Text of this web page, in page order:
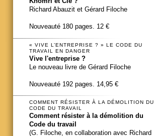
Richard Abauzit et Gérard Filoche
Nouveauté 180 pages. 12 €
« VIVE L’ENTREPRISE ? » LE CODE DU
TRAVAIL EN DANGER
Vive l'entreprise ?
Le nouveau livre de Gérard Filoche
Nouveauté 192 pages. 14,95 €
COMMENT RÉSISTER À LA DÉMOLITION DU
CODE DU TRAVAIL
Comment résister à la démolition du
Code du travail
(G. Filoche, en collaboration avec Richard